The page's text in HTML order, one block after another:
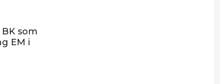
som
EM i